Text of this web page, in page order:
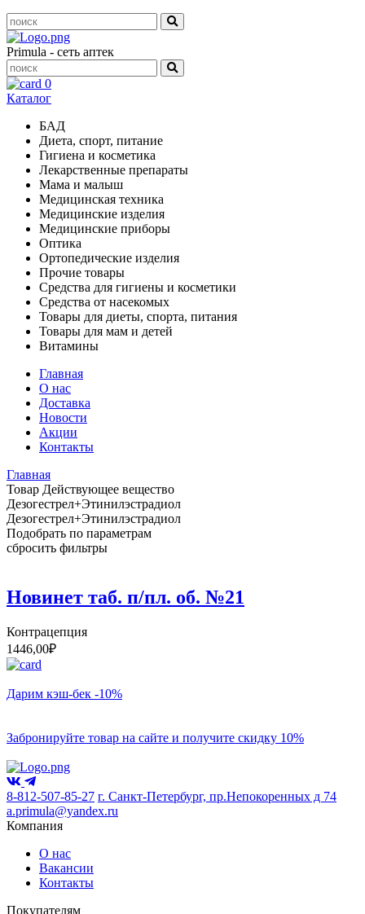
Primula - сеть аптек
0
Каталог
БАД
Диета, спорт, питание
Гигиена и косметика
Лекарственные препараты
Мама и малыш
Медицинская техника
Медицинские изделия
Медицинские приборы
Оптика
Ортопедические изделия
Прочие товары
Средства для гигиены и косметики
Средства от насекомых
Товары для диеты, спорта, питания
Товары для мам и детей
Витамины
Главная
О нас
Доставка
Новости
Акции
Контакты
Главная
Товар Действующее вещество
Дезогестрел+Этинилэстрадиол
Дезогестрел+Этинилэстрадиол
Подобрать по параметрам
сбросить фильтры
Новинет таб. п/пл. об. №21
Контрацепция
1446,00₽
Дарим кэш-бек -10%
Забронируйте товар на сайте и получите скидку 10%
8-812-507-85-27 г. Санкт-Петербург, пр.Непокоренных д 74
a.primula@yandex.ru
Компания
О нас
Вакансии
Контакты
Покупателям